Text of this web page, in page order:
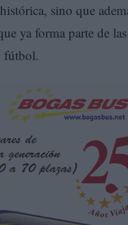
sino que
ya forma parte de
fútbol.